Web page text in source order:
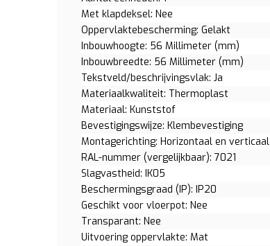
Met klapdeksel: Nee
Oppervlaktebescherming: Gelakt
Inbouwhoogte: 56 Millimeter (mm)
Inbouwbreedte: 56 Millimeter (mm)
Tekstveld/beschrijvingsvlak: Ja
Materiaalkwaliteit: Thermoplast
Materiaal: Kunststof
Bevestigingswijze: Klembevestiging
Montagerichting: Horizontaal en verticaal
RAL-nummer (vergelijkbaar): 7021
Slagvastheid: IK05
Beschermingsgraad (IP): IP20
Geschikt voor vloerpot: Nee
Transparant: Nee
Uitvoering oppervlakte: Mat